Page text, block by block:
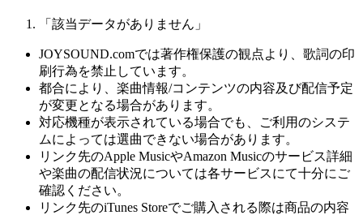
「該当データがありません」
JOYSOUND.comでは著作権保護の観点より、歌詞の印
刷行為を禁止しています。
都合により、楽曲情報/コンテンツの内容及び配信予定
が変更となる場合があります。
対応機種が表示されている場合でも、ご利用のシステ
ムによっては選曲できない場合があります。
リンク先のApple MusicやAmazon Musicのサービス詳細
や楽曲の配信状況については各サービスにて十分にご
確認ください。
リンク先のiTunes Storeでご購入される際は商品の内容